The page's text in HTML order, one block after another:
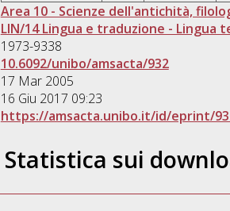
Area 10 - Scienze dell'antichità,
LIN/14 Lingua e traduzione - Lingua
1973-9338
10.6092/unibo/amsacta/932
17 Mar 2005
16 Giu 2017 09:23
https://amsacta.unibo.it/id/eprint/
Statistica sui